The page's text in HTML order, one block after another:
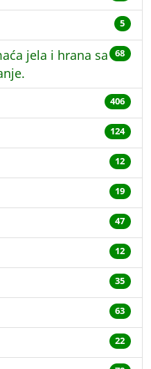
5
jela i hrana sa
68
406
124
12
19
47
12
35
63
22